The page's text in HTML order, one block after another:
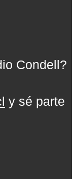
Condell?
y sé parte